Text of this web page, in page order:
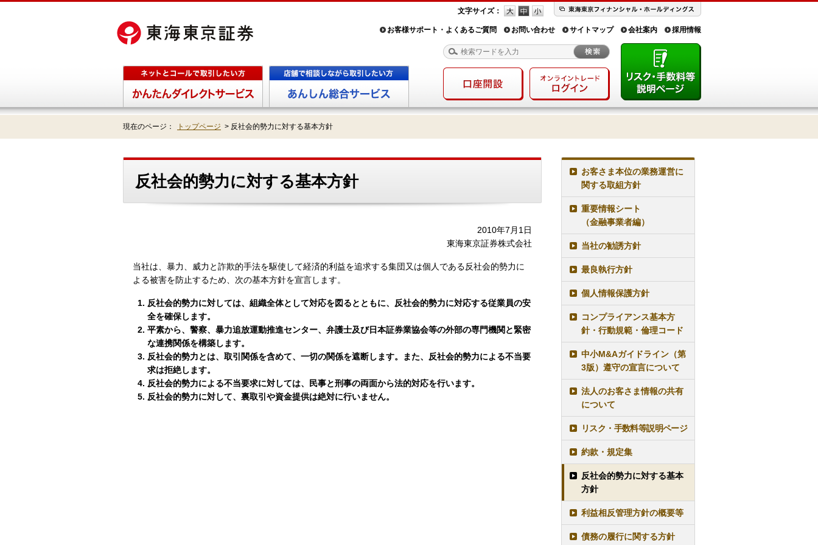
文字サイズ：
お客様サポート・よくあるご質問 お問い合わせ サイトマップ 会社案内 採用情報
現在のページ： トップページ > 反社会的勢力に対する基本方針
反社会的勢力に対する基本方針
2010年7月1日
東海東京証券株式会社
当社は、暴力、威力と詐欺的手法を駆使して経済的利益を追求する集団又は個人である反社会的勢力に
よる被害を防止するため、次の基本方針を宣言します。
反社会的勢力に対しては、組織全体として対応を図るとともに、反社会的勢力に対応する従業員の安
全を確保します。
平素から、警察、暴力追放運動推進センター、弁護士及び日本証券業協会等の外部の専門機関と緊密
な連携関係を構築します。
反社会的勢力とは、取引関係を含めて、一切の関係を遮断します。また、反社会的勢力による不当要
求は拒絶します。
反社会的勢力による不当要求に対しては、民事と刑事の両面から法的対応を行います。
反社会的勢力に対して、裏取引や資金提供は絶対に行いません。
お客さま本位の業務運営に
関する取組方針
重要情報シート
（金融事業者編）
当社の勧誘方針
最良執行方針
個人情報保護方針
コンプライアンス基本方
針・行動規範・倫理コード
中小M&Aガイドライン（第
3版）遵守の宣言について
法人のお客さま情報の共有
について
リスク・手数料等説明ページ
約款・規定集
反社会的勢力に対する基本
方針
利益相反管理方針の概要等
債務の履行に関する方針